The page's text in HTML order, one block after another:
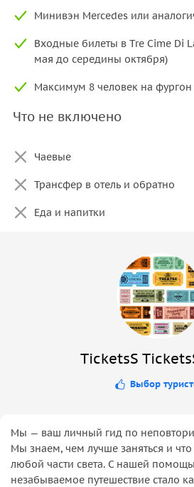
Минивэн Mercedes или
Входные билеты в Tre Cime Di
мая до середины октября)
Максимум 8 человек на фургон
Что не включено
Чаевые
Трансфер в отель и обратно
Еда и напитки
TicketsS
Выбор
Мы — ваш личный гид по
Мы знаем, чем лучше заняться и что
любой части света. С нашей
незабываемое путешествие стало